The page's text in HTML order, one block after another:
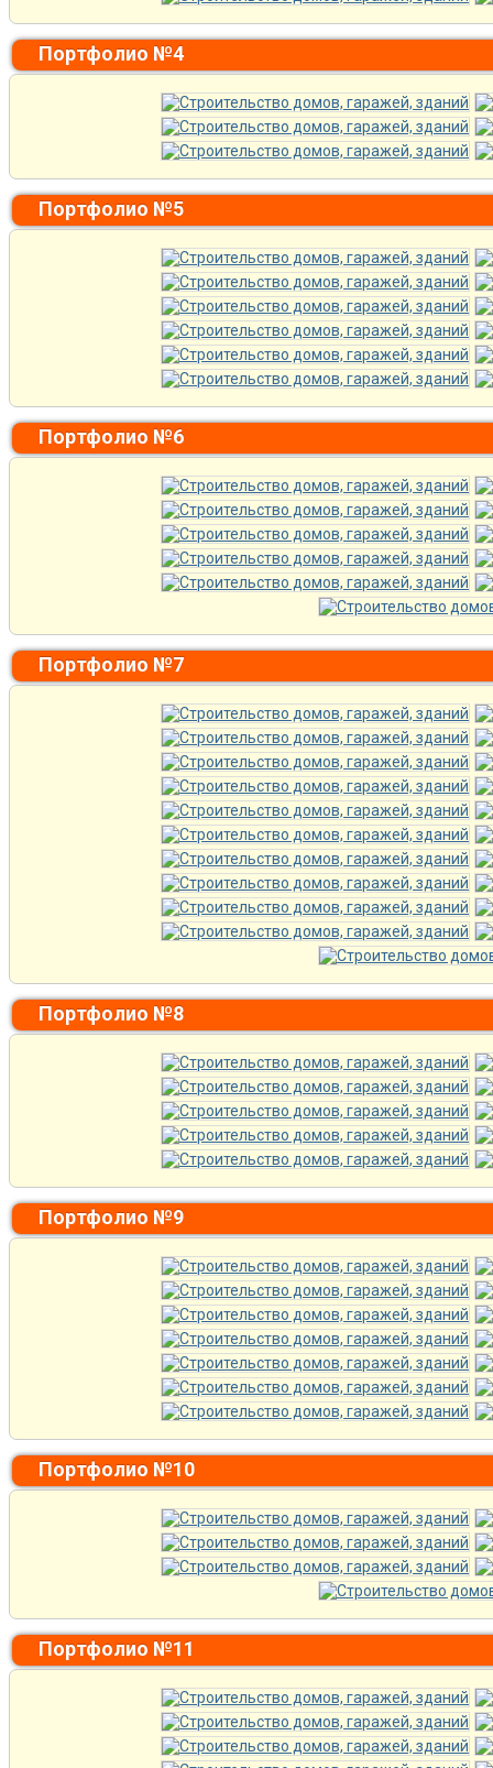
Портфолио №4
Портфолио №5
Портфолио №6
Портфолио №7
Портфолио №8
Портфолио №9
Портфолио №10
Портфолио №11